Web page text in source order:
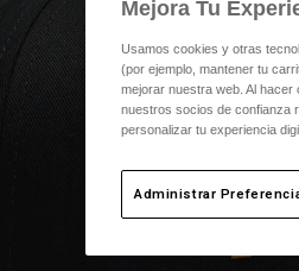
Mejora Tu
Usamos cookies y otras
(por ejemplo, mantener tu
mejorar nuestra web. Al
nuestros socios de confianza
personalizar tu experiencia
Administrar